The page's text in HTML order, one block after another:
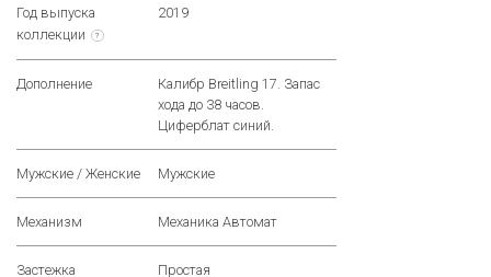
Год выпуска
коллекции
?
2019
Дополнение
Калибр Breitling 17. Запас
хода до 38 часов.
Циферблат синий.
Мужские / Женские Мужские
Механизм Механика Автомат
Застежка Простая